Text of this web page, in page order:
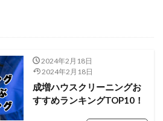
2024年2月18日
2024年2月18日
成増ハウスクリーニングお
すすめランキングTOP10！